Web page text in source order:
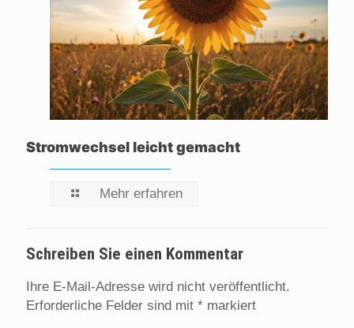
Stromwechsel leicht gemacht
Mehr erfahren
Schreiben Sie einen Kommentar
Ihre E-Mail-Adresse wird nicht veröffentlicht.
Erforderliche Felder sind mit * markiert